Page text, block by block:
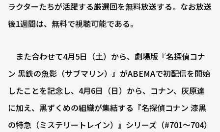
ラクターたちが活躍する厳選回を無料放送する。なお放送
後1週間は、無料で視聴可能である。
また合わせて4月5日（土）から、劇場版『名探偵コナ
ン 黒鉄の魚影（サブマリン）』がABEMAで初配信を開始
したことを記念し、4月6日（日）から、コナン、灰原達
に加え、黒ずくめの組織が集結する『名探偵コナン 漆黒
の特急（ミステリートレイン）』シリーズ（#701〜704）